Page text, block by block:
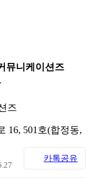
뮤니케이션즈
즈
16, 501호(합정동,
카톡공유